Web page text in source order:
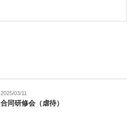
2025/03/11
合同研修会（虐待）